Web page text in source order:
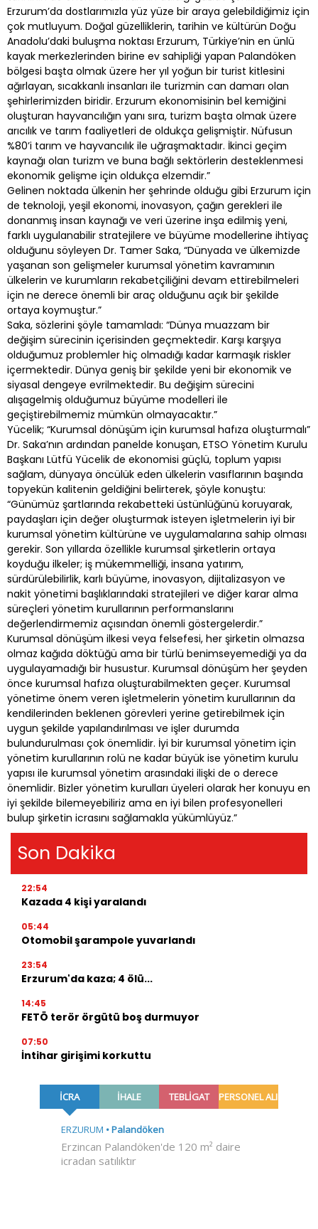
Erzurum’da dostlarımızla yüz yüze bir araya gelebildiğimiz için
çok mutluyum. Doğal güzelliklerin, tarihin ve kültürün Doğu
Anadolu’daki buluşma noktası Erzurum, Türkiye’nin en ünlü
kayak merkezlerinden birine ev sahipliği yapan Palandöken
bölgesi başta olmak üzere her yıl yoğun bir turist kitlesini
ağırlayan, sıcakkanlı insanları ile turizmin can damarı olan
şehirlerimizden biridir. Erzurum ekonomisinin bel kemiğini
oluşturan hayvancılığın yanı sıra, turizm başta olmak üzere
arıcılık ve tarım faaliyetleri de oldukça gelişmiştir. Nüfusun
%80’i tarım ve hayvancılık ile uğraşmaktadır. İkinci geçim
kaynağı olan turizm ve buna bağlı sektörlerin desteklenmesi
ekonomik gelişme için oldukça elzemdir.”
Gelinen noktada ülkenin her şehrinde olduğu gibi Erzurum için
de teknoloji, yeşil ekonomi, inovasyon, çağın gerekleri ile
donanmış insan kaynağı ve veri üzerine inşa edilmiş yeni,
farklı uygulanabilir stratejilere ve büyüme modellerine ihtiyaç
olduğunu söyleyen Dr. Tamer Saka, “Dünyada ve ülkemizde
yaşanan son gelişmeler kurumsal yönetim kavramının
ülkelerin ve kurumların rekabetçiliğini devam ettirebilmeleri
için ne derece önemli bir araç olduğunu açık bir şekilde
ortaya koymuştur.”
Saka, sözlerini şöyle tamamladı: “Dünya muazzam bir
değişim sürecinin içerisinden geçmektedir. Karşı karşıya
olduğumuz problemler hiç olmadığı kadar karmaşık riskler
içermektedir. Dünya geniş bir şekilde yeni bir ekonomik ve
siyasal dengeye evrilmektedir. Bu değişim sürecini
alışagelmiş olduğumuz büyüme modelleri ile
geçiştirebilmemiz mümkün olmayacaktır.”
Yücelik; “Kurumsal dönüşüm için kurumsal hafıza oluşturmalı”
Dr. Saka’nın ardından panelde konuşan, ETSO Yönetim Kurulu
Başkanı Lütfü Yücelik de ekonomisi güçlü, toplum yapısı
sağlam, dünyaya öncülük eden ülkelerin vasıflarının başında
topyekün kalitenin geldiğini belirterek, şöyle konuştu:
“Günümüz şartlarında rekabetteki üstünlüğünü koruyarak,
paydaşları için değer oluşturmak isteyen işletmelerin iyi bir
kurumsal yönetim kültürüne ve uygulamalarına sahip olması
gerekir. Son yıllarda özellikle kurumsal şirketlerin ortaya
koyduğu ilkeler; iş mükemmelliği, insana yatırım,
sürdürülebilirlik, karlı büyüme, inovasyon, dijitalizasyon ve
nakit yönetimi başlıklarındaki stratejileri ve diğer karar alma
süreçleri yönetim kurullarının performanslarını
değerlendirmemiz açısından önemli göstergelerdir.”
Kurumsal dönüşüm ilkesi veya felsefesi, her şirketin olmazsa
olmaz kağıda döktüğü ama bir türlü benimseyemediği ya da
uygulayamadığı bir husustur. Kurumsal dönüşüm her şeyden
önce kurumsal hafıza oluşturabilmekten geçer. Kurumsal
yönetime önem veren işletmelerin yönetim kurullarının da
kendilerinden beklenen görevleri yerine getirebilmek için
uygun şekilde yapılandırılması ve işler durumda
bulundurulması çok önemlidir. İyi bir kurumsal yönetim için
yönetim kurullarının rolü ne kadar büyük ise yönetim kurulu
yapısı ile kurumsal yönetim arasındaki ilişki de o derece
önemlidir. Bizler yönetim kurulları üyeleri olarak her konuyu en
iyi şekilde bilemeyebiliriz ama en iyi bilen profesyonelleri
bulup şirketin icrasını sağlamakla yükümlüyüz.”
Son Dakika
22:54
Kazada 4 kişi yaralandı
05:44
Otomobil şarampole yuvarlandı
23:54
Erzurum'da kaza; 4 ölü...
14:45
FETÖ terör örgütü boş durmuyor
07:50
İntihar girişimi korkuttu